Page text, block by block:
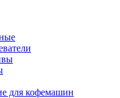
для кофемашин